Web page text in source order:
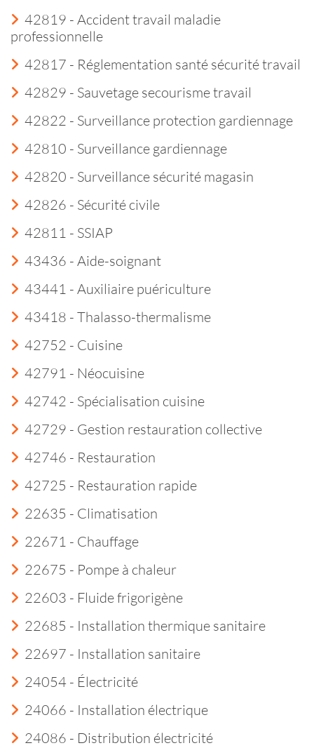
42819 - Accident travail maladie
professionnelle
42817 - Réglementation santé sécurité travail
42829 - Sauvetage secourisme travail
42822 - Surveillance protection gardiennage
42810 - Surveillance gardiennage
42820 - Surveillance sécurité magasin
42826 - Sécurité civile
42811 - SSIAP
43436 - Aide-soignant
43441 - Auxiliaire puériculture
43418 - Thalasso-thermalisme
42752 - Cuisine
42791 - Néocuisine
42742 - Spécialisation cuisine
42729 - Gestion restauration collective
42746 - Restauration
42725 - Restauration rapide
22635 - Climatisation
22671 - Chauffage
22675 - Pompe à chaleur
22603 - Fluide frigorigène
22685 - Installation thermique sanitaire
22697 - Installation sanitaire
24054 - Électricité
24066 - Installation électrique
24086 - Distribution électricité